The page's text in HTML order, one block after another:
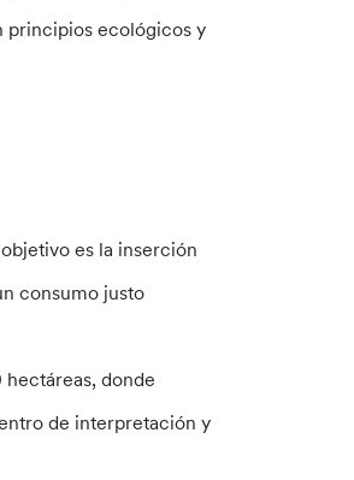
principios ecológicos y
es la inserción
consumo justo
donde
de interpretación y